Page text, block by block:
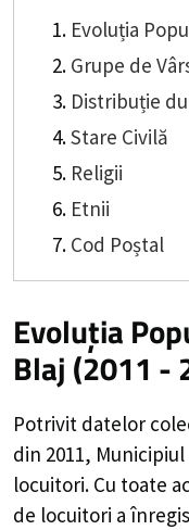
Evoluția
Grupe de
Distribuție
Stare Civilă
Religii
Etnii
Cod Poștal
Evoluția
Blaj (2011 -
Potrivit datelor
din 2011, Municipiul
locuitori. Cu toate
de locuitori a